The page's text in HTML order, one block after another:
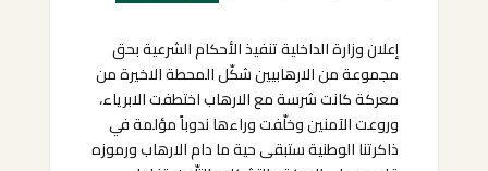
إعلان وزارة الداخلية تنفيذ الأحكام الشرعية بحق
مجموعة من الارهابيين شكّل المحطة الاخيرة من
معركة كانت شرسة مع الارهاب اختطفت الابرياء،
وروعت الآمنين وخلّفت وراءها ندوباً مؤلمة في
ذاكرتنا الوطنية ستبقى حية ما دام الارهاب ورموزه